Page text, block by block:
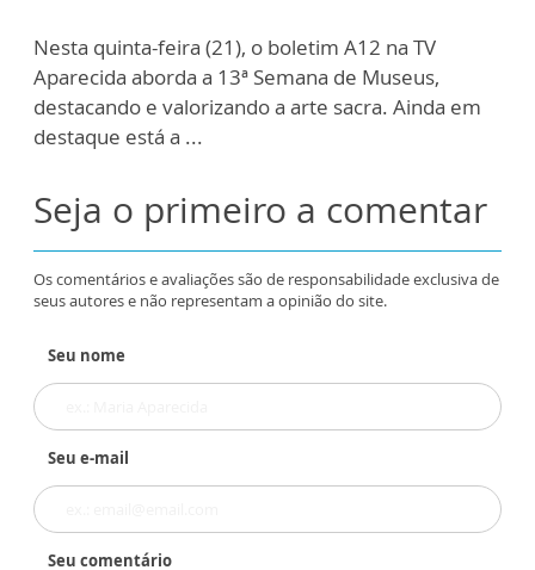
Nesta quinta-feira (21), o boletim A12 na TV
Aparecida aborda a 13ª Semana de Museus,
destacando e valorizando a arte sacra. Ainda em
destaque está a ...
Seja o primeiro a comentar
Os comentários e avaliações são de responsabilidade exclusiva de
seus autores e não representam a opinião do site.
Seu nome
Seu e-mail
Seu comentário